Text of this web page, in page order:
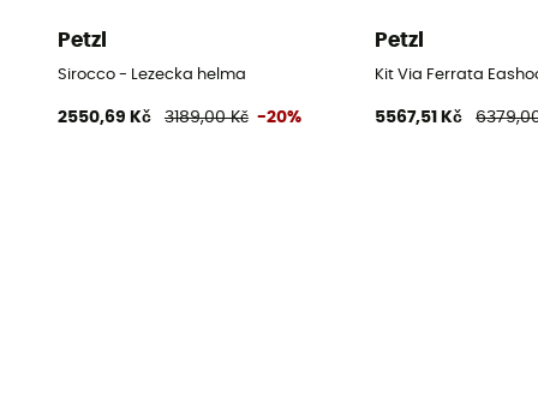
Petzl
Sirocco - Lezecka helma
2550,69 Kč 3189,00 Kč -20%
Petzl
Kit Via Ferrata
5567,51 Kč